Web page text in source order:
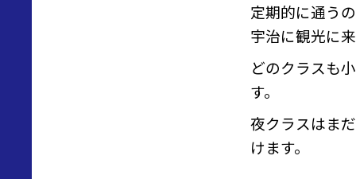
定期的に通う
宇治に観光に
どのクラスも
す。
夜クラスはま
けます。